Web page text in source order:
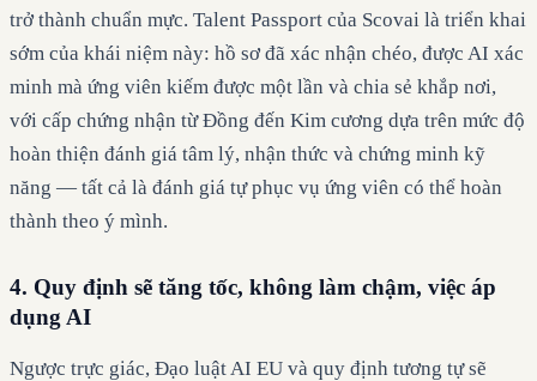
trở thành chuẩn mực. Talent Passport của Scovai là triển khai
sớm của khái niệm này: hồ sơ đã xác nhận chéo, được AI xác
minh mà ứng viên kiếm được một lần và chia sẻ khắp nơi,
với cấp chứng nhận từ Đồng đến Kim cương dựa trên mức độ
hoàn thiện đánh giá tâm lý, nhận thức và chứng minh kỹ
năng — tất cả là đánh giá tự phục vụ ứng viên có thể hoàn
thành theo ý mình.
4. Quy định sẽ tăng tốc, không làm chậm, việc áp
dụng AI
Ngược trực giác, Đạo luật AI EU và quy định tương tự sẽ